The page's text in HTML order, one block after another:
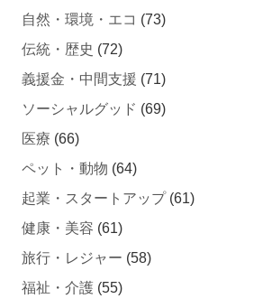
自然・環境・エコ (73)
伝統・歴史 (72)
義援金・中間支援 (71)
ソーシャルグッド (69)
医療 (66)
ペット・動物 (64)
起業・スタートアップ(61)
健康・美容 (61)
旅行・レジャー (58)
福祉・介護 (55)